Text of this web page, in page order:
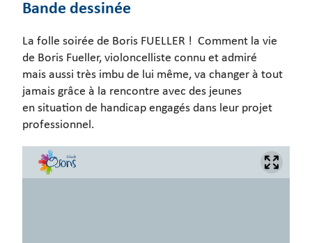
Bande dessinée
La folle soirée de Boris FUELLER ! Comment la vie
de Boris Fueller, violoncelliste connu et admiré
mais aussi très imbu de lui même, va changer à tout
jamais grâce à la rencontre avec des jeunes
en situation de handicap engagés dans leur projet
professionnel.